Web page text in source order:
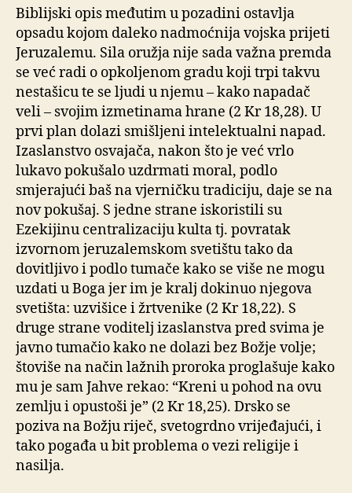
Biblijski opis međutim u pozadini ostavlja
opsadu kojom daleko nadmoćnija vojska prijeti
Jeruzalemu. Sila oružja nije sada važna premda
se već radi o opkoljenom gradu koji trpi takvu
nestašicu te se ljudi u njemu – kako napadač
veli – svojim izmetinama hrane (2 Kr 18,28). U
prvi plan dolazi smišljeni intelektualni napad.
Izaslanstvo osvajača, nakon što je već vrlo
lukavo pokušalo uzdrmati moral, podlo
smjerajući baš na vjerničku tradiciju, daje se na
nov pokušaj. S jedne strane iskoristili su
Ezekijinu centralizaciju kulta tj. povratak
izvornom jeruzalemskom svetištu tako da
dovitljivo i podlo tumače kako se više ne mogu
uzdati u Boga jer im je kralj dokinuo njegova
svetišta: uzvišice i žrtvenike (2 Kr 18,22). S
druge strane voditelj izaslanstva pred svima je
javno tumačio kako ne dolazi bez Božje volje;
štoviše na način lažnih proroka proglašuje kako
mu je sam Jahve rekao: “Kreni u pohod na ovu
zemlju i opustoši je” (2 Kr 18,25). Drsko se
poziva na Božju riječ, svetogrdno vrijeđajući, i
tako pogađa u bit problema o vezi religije i
nasilja.